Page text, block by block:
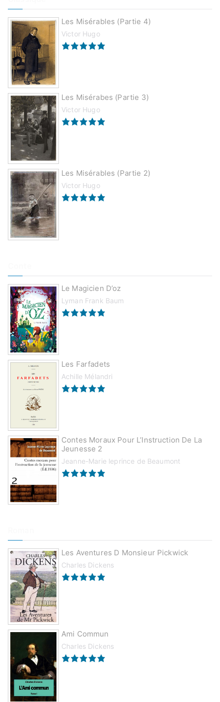
Les Misérables (partie 4)
Victor Hugo
Les Misérabes (partie 3)
Victor Hugo
Les Misérables (partie 2)
Victor Hugo
Le Magicien D’oz
Lyman Frank Baum
Les Farfadets
Achille Mélandri
Contes Moraux Pour L’Instruction De La
Jeunesse 2
Jeanne-Marie leprince de Beaumont
Les Aventures D Monsieur Pickwick
Charles Dickens
Ami Commun
Charles Dickens